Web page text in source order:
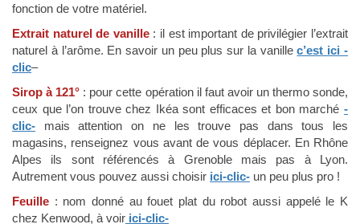
fonction de votre matériel.
Extrait naturel de vanille : il est important de privilégier l’extrait
naturel à l’arôme. En savoir un peu plus sur la vanillec’est ici -
clic–
Sirop à 121° : pour cette opération il faut avoir un thermo sonde,
ceux que l’on trouve chez Ikéa sont efficaces et bon marché -
clic-
mais attention on ne les trouve pas dans tous les
magasins, renseignez vous avant de vous déplacer. En Rhône
Alpes ils sont référencés à Grenoble mais pas à Lyon.
Autrement vous pouvez aussi choisir ici-clic- un peu plus pro !
Feuille : nom donné au fouet plat du robot aussi appelé le K
chez Kenwood, à voir ici-clic-